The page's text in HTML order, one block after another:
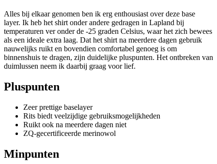
Alles bij elkaar genomen ben ik erg enthousiast over deze base
layer. Ik heb het shirt onder andere gedragen in Lapland bij
temperaturen ver onder de -25 graden Celsius, waar het zich bewees
als een ideale extra laag. Dat het shirt na meerdere dagen gebruik
nauwelijks ruikt en bovendien comfortabel genoeg is om
binnenshuis te dragen, zijn duidelijke pluspunten. Het ontbreken van
duimlussen neem ik daarbij graag voor lief.
Pluspunten
Zeer prettige baselayer
Rits biedt veelzijdige gebruiksmogelijkheden
Ruikt ook na meerdere dagen niet
ZQ-gecertificeerde merinowol
Minpunten